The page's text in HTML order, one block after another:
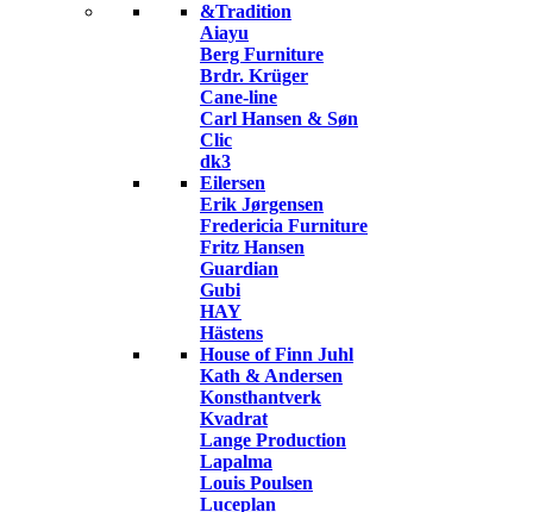
&Tradition
Aiayu
Berg Furniture
Brdr. Krüger
Cane-line
Carl Hansen & Søn
Clic
dk3
Eilersen
Erik Jørgensen
Fredericia Furniture
Fritz Hansen
Guardian
Gubi
HAY
Hästens
House of Finn Juhl
Kath & Andersen
Konsthantverk
Kvadrat
Lange Production
Lapalma
Louis Poulsen
Luceplan